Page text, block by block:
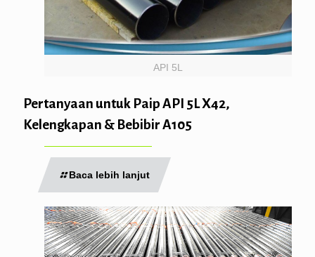
API 5L
Pertanyaan untuk Paip API 5L X42,
Kelengkapan & Bebibir A105
Baca lebih lanjut